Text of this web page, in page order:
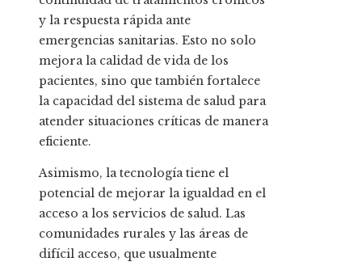
y la respuesta rápida ante
emergencias sanitarias. Esto no solo
mejora la calidad de vida de los
pacientes, sino que también fortalece
la capacidad del sistema de salud para
atender situaciones críticas de manera
eficiente.
Asimismo, la tecnología tiene el
potencial de mejorar la igualdad en el
acceso a los servicios de salud. Las
comunidades rurales y las áreas de
difícil acceso, que usualmente